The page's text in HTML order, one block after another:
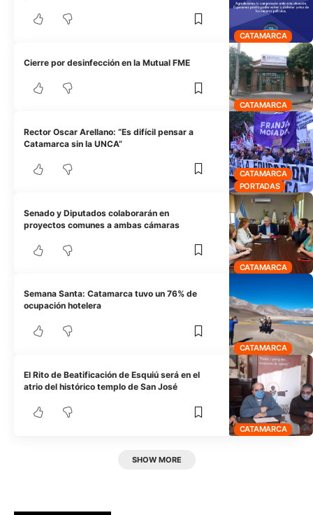
CATAMARCA
CATAMARCA
Cierre por desinfección en la Mutual FME
CATAMARCA
PORTADAS
Rector Oscar Arellano: “Es difícil pensar a
Catamarca sin la UNCA”
CATAMARCA
Senado y Diputados colaborarán en
proyectos comunes a ambas cámaras
CATAMARCA
Semana Santa: Catamarca tuvo un 76% de
ocupación hotelera
CATAMARCA
El Rito de Beatificación de Esquiú será en el
atrio del histórico templo de San José
SHOW MORE